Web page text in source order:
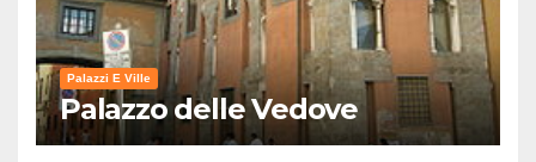
Palazzi E Ville
Palazzo delle Vedove